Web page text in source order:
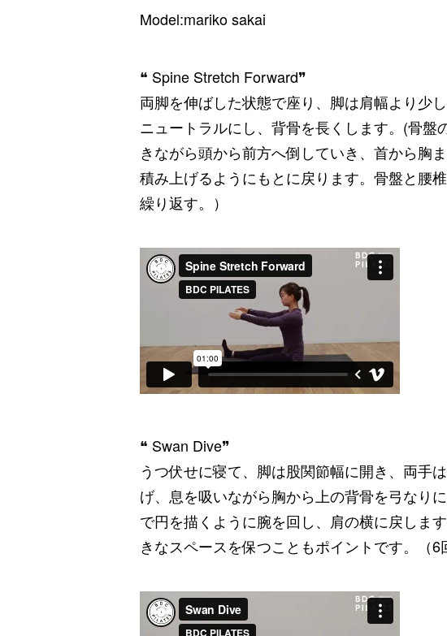
Model:mariko sakai
❝ Spine Stretch Forward❞
両脚を伸ばした状態で座り、脚は肩幅より少
ニュートラルにし、背骨を長くします。(骨
きながら頭から前方へ倒していき、首から胸
積み上げるようにもとに戻ります。骨盤と腰
繰り返す。）
❝ Swan Dive❞
うつ伏せに寝て、脚は股関節幅に開き、両手
げ、息を吸いながら胸から上の背骨を弓なり
で円を描くように腕を回し、肩の横に戻しま
きなスペースを保つこともポイントです。（6